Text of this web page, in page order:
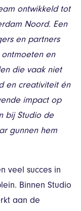
ontwikkeld tot
Noord. Een
en partners
en
die vaak niet
en creativiteit én
impact op
bij Studio de
gunnen hem
veel succes in
Binnen Studio
aan de